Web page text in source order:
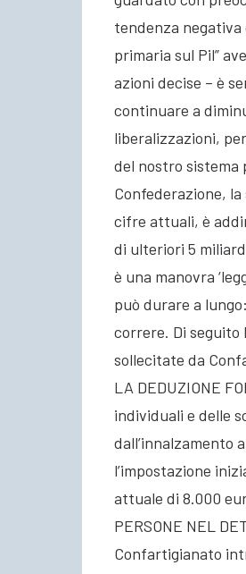
tendenza negativa
primaria sul Pil”
azioni decise – è
continuare a
liberalizzazioni,
del nostro sistema
Confederazione,
cifre attuali, è
di ulteriori 5
è una manovra
può durare a
correre. Di seguito
sollecitate da
LA DEDUZIONE
individuali e delle
dall’innalzamento
l’impostazione
attuale di 8.000
PERSONE NEL
Confartigianato